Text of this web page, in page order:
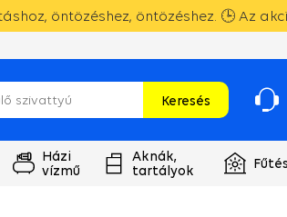
öntözéshez, öntözéshez. 🕒 Az
Keresés
Házi
vízmű
Aknák,
tartályok
Fűtés